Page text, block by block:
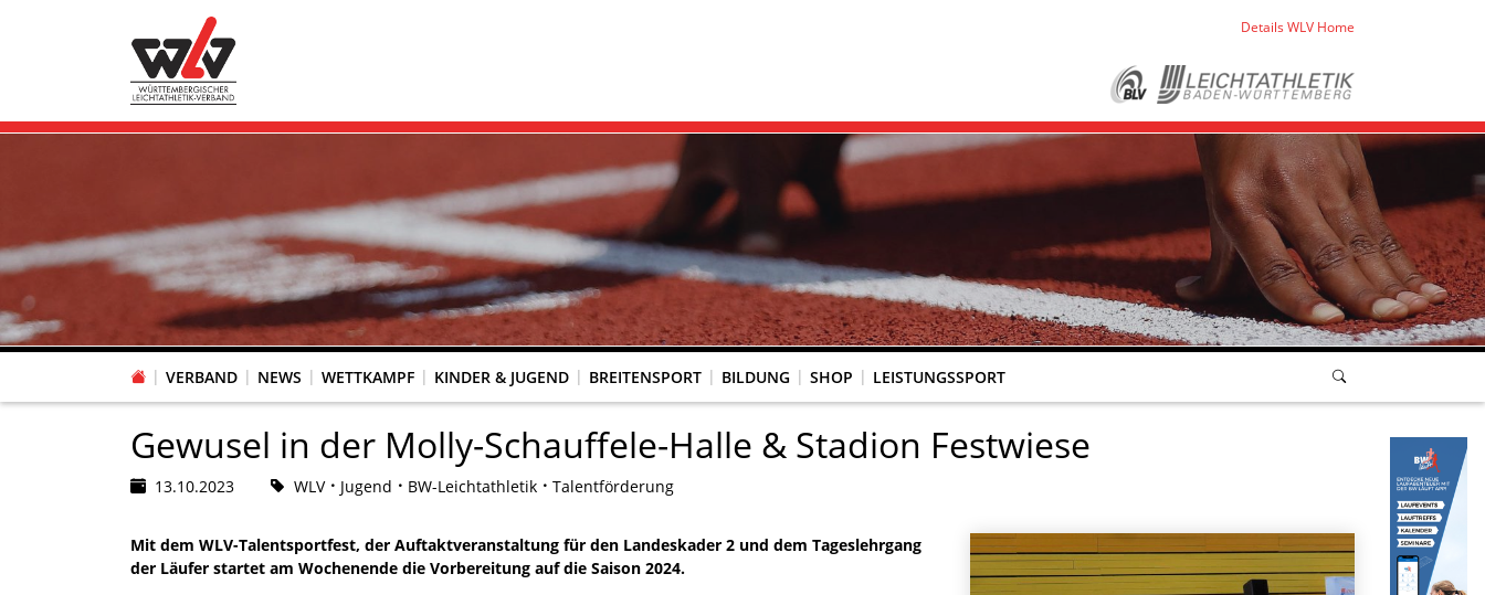
Details WLV Home
VERBAND NEWS WETTKAMPF KINDER & JUGEND BREITENSPORT BILDUNG SHOP LEISTUNGSSPORT
Gewusel in der Molly-Schauffele-Halle & Stadion Festwiese
13.10.2023 WLV Jugend BW-Leichtathletik Talentförderung
Mit dem WLV-Talentsportfest, der Auftaktveranstaltung für den Landeskader 2 und dem Tageslehrgang
der Läufer startet am Wochenende die Vorbereitung auf die Saison 2024.